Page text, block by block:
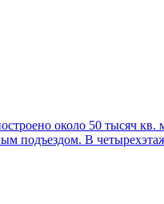
около 50 тысяч
подъездом. В